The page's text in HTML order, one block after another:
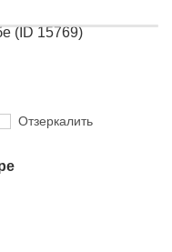
Отзеркалить